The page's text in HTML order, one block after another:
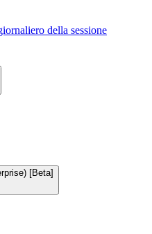
della sessione
[Beta]